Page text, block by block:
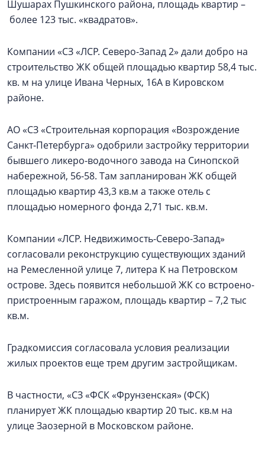
Шушарах Пушкинского района, площадь квартир –
более 123 тыс. «квадратов».
Компании «СЗ «ЛСР. Северо-Запад 2» дали добро на
строительство ЖК общей площадью квартир 58,4 тыс.
кв. м на улице Ивана Черных, 16А в Кировском
районе.
АО «СЗ «Строительная корпорация «Возрождение
Санкт‑Петербурга» одобрили застройку территории
бывшего ликеро-водочного завода на Синопской
набережной, 56-58. Там запланирован ЖК общей
площадью квартир 43,3 кв.м а также отель с
площадью номерного фонда 2,71 тыс. кв.м.
Компании «ЛСР. Недвижимость-Северо-Запад»
согласовали реконструкцию существующих зданий
на Ремесленной улице 7, литера К на Петровском
острове. Здесь появится небольшой ЖК со встроено-
пристроенным гаражом, площадь квартир – 7,2 тыс
кв.м.
Градкомиссия согласовала условия реализации
жилых проектов еще трем другим застройщикам.
В частности, «СЗ «ФСК «Фрунзенская» (ФСК)
планирует ЖК площадью квартир 20 тыс. кв.м на
улице Заозерной в Московском районе.